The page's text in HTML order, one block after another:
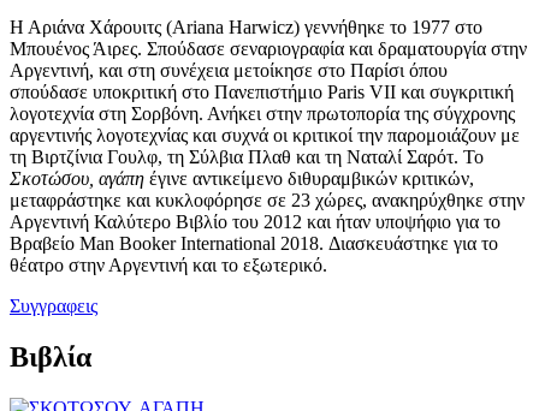
Η Αριάνα Χάρουιτς (Ariana Harwicz) γεννήθηκε το 1977 στο
Μπουένος Άιρες. Σπούδασε σεναριογραφία και δραματουργία στην
Αργεντινή, και στη συνέχεια μετοίκησε στο Παρίσι όπου
σπούδασε υποκριτική στο Πανεπιστήμιο Paris VII και συγκριτική
λογοτεχνία στη Σορβόνη. Ανήκει στην πρωτοπορία της σύγχρονης
αργεντινής λογοτεχνίας και συχνά οι κριτικοί την παρομοιάζουν με
τη Βιρτζίνια Γουλφ, τη Σύλβια Πλαθ και τη Ναταλί Σαρότ. Το
Σκοτώσου, αγάπη έγινε αντικείμενο διθυραμβικών κριτικών,
μεταφράστηκε και κυκλοφόρησε σε 23 χώρες, ανακηρύχθηκε στην
Αργεντινή Καλύτερο Βιβλίο του 2012 και ήταν υποψήφιο για το
Βραβείο Man Booker International 2018. Διασκευάστηκε για το
θέατρο στην Αργεντινή και το εξωτερικό.
Συγγραφεις
Βιβλία